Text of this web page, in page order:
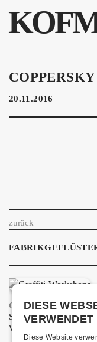
INFOS
KONTAKT
ÜBER
SHOP
COPPERSKY
20.11.2016
zurück
GRAFFITI-
Spray dein eigenes
Workshops für Kinder
DIESE
Diese Website